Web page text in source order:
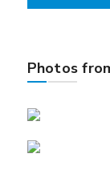
Photos